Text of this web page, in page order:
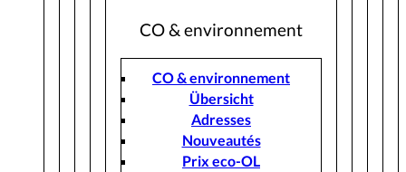
CO & environnement
CO & environnement
Übersicht
Adresses
Nouveautés
Prix eco-OL